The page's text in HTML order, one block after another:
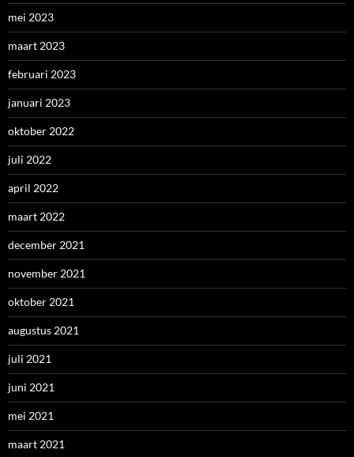
mei 2023
maart 2023
februari 2023
januari 2023
oktober 2022
juli 2022
april 2022
maart 2022
december 2021
november 2021
oktober 2021
augustus 2021
juli 2021
juni 2021
mei 2021
maart 2021